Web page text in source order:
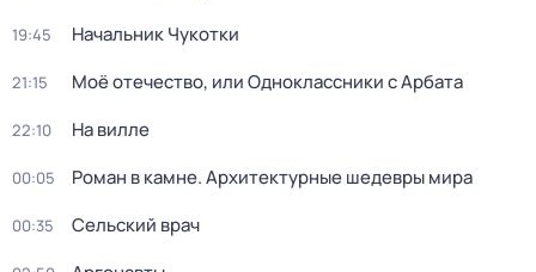
19:45 Начальник Чукотки
21:15 Моё отечество, или Одноклассники с Арбата
22:10 На вилле
00:05 Роман в камне. Архитектурные шедевры мира
00:35 Сельский врач